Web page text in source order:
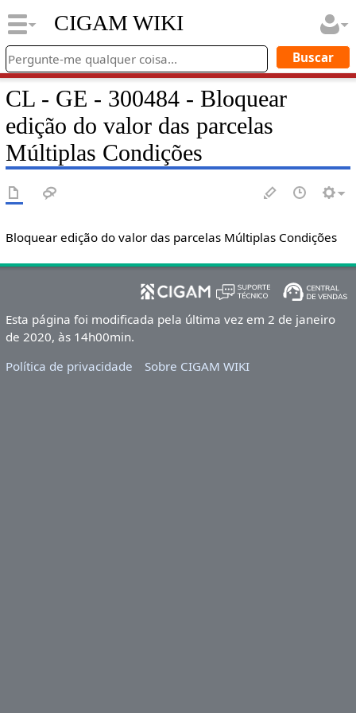
CIGAM WIKI
CL - GE - 300484 - Bloquear
edição do valor das parcelas
Múltiplas Condições
Bloquear edição do valor das parcelas Múltiplas Condições
Esta página foi modificada pela última vez em 2 de janeiro
de 2020, às 14h00min.
Política de privacidade
Sobre CIGAM WIKI